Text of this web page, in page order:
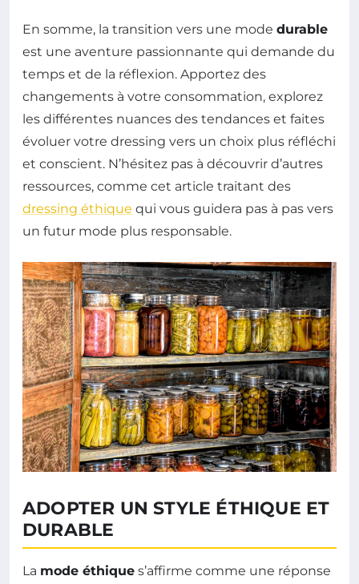
En somme, la transition vers une mode durable
est une aventure passionnante qui demande du
temps et de la réflexion. Apportez des
changements à votre consommation, explorez
les différentes nuances des tendances et faites
évoluer votre dressing vers un choix plus réfléchi
et conscient. N’hésitez pas à découvrir d’autres
ressources, comme cet article traitant des
dressing éthique qui vous guidera pas à pas vers
un futur mode plus responsable.
ADOPTER UN STYLE ÉTHIQUE ET
DURABLE
La mode éthique s’affirme comme une réponse